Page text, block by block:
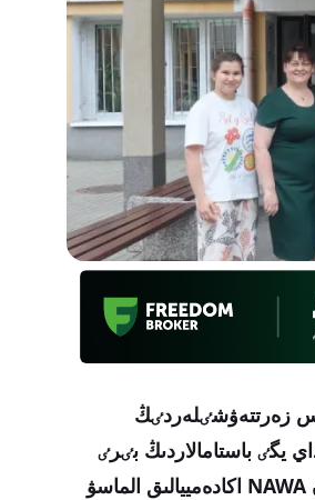
زەرتتەۋشٸلەردٸڭ
يگٸ باستامالاردىڭ بٸرٸ
رەتٸندە سەتباەۆ ۋنيۆەرسيتەتٸنٸڭ پروفەسسورى ازات سەيتحان NAWA اكادەمييالىق الماسۋ